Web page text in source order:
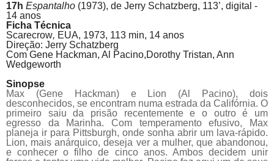
17h Espantalho (1973), de Jerry Schatzberg, 113’, digital -
14 anos
Ficha Técnica
Scarecrow, EUA, 1973, 113 min, 14 anos
Direção: Jerry Schatzberg
Com Gene Hackman, Al Pacino,Dorothy Tristan, Ann
Wedgeworth
Sinopse
Max (Gene Hackman) e Lion (Al Pacino), dois
desconhecidos, se encontram numa estrada da Califórnia. O
primeiro saiu da prisão recentemente e o outro é um
egresso da Marinha. Com temperamento efusivo, Max
planeja ir para Pittsburgh, onde sonha abrir um lava-rápido.
Lion, mais anárquico, deseja ver a mulher, que abandonou,
e conhecer o filho de cinco anos. Ambos decidem unir